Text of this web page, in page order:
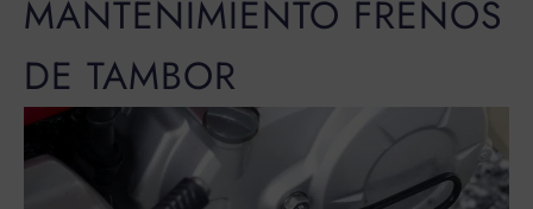
MANTENIMIENTO FRENOS
DE TAMBOR